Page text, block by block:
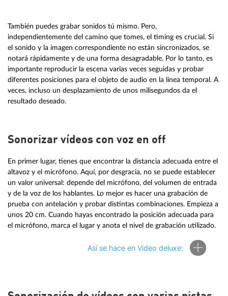
También puedes grabar sonidos tú mismo. Pero,
independientemente del camino que tomes, el timing es crucial. Si
el sonido y la imagen correspondiente no están sincronizados, se
notará rápidamente y de una forma desagradable. Por lo tanto, es
importante reproducir la escena varias veces seguidas y probar
diferentes posiciones para el objeto de audio en la línea temporal. A
veces, incluso un desplazamiento de unos milisegundos da el
resultado deseado.
Sonorizar vídeos con voz en off
En primer lugar, tienes que encontrar la distancia adecuada entre el
altavoz y el micrófono. Aquí, por desgracia, no se puede establecer
un valor universal: depende del micrófono, del volumen de entrada
y de la voz de los hablantes. Lo mejor es hacer una grabación de
prueba con antelación y probar distintas combinaciones. Empieza a
unos 20 cm. Cuando hayas encontrado la posición adecuada para
el micrófono, marca el lugar y anota el nivel de grabación utilizado.
Así se hace en Video deluxe: